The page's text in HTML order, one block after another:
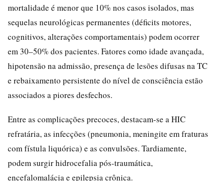
mortalidade é menor que 10% nos casos isolados, mas
sequelas neurológicas permanentes (déficits motores,
cognitivos, alterações comportamentais) podem ocorrer
em 30–50% dos pacientes. Fatores como idade avançada,
hipotensão na admissão, presença de lesões difusas na TC
e rebaixamento persistente do nível de consciência estão
associados a piores desfechos.
Entre as complicações precoces, destacam-se a HIC
refratária, as infecções (pneumonia, meningite em fraturas
com fístula liquórica) e as convulsões. Tardiamente,
podem surgir hidrocefalia pós-traumática,
encefalomalácia e epilepsia crônica.